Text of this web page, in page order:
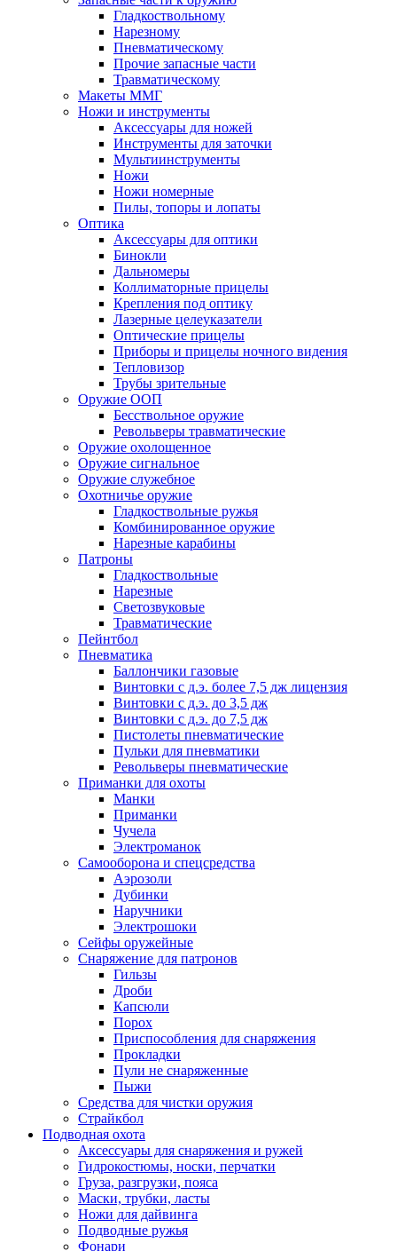
Гладкоствольному
Нарезному
Пневматическому
Прочие запасные части
Травматическому
Макеты ММГ
Ножи и инструменты
Аксессуары для ножей
Инструменты для заточки
Мультиинструменты
Ножи
Ножи номерные
Пилы, топоры и лопаты
Оптика
Аксессуары для оптики
Бинокли
Дальномеры
Коллиматорные прицелы
Крепления под оптику
Лазерные целеуказатели
Оптические прицелы
Приборы и прицелы ночного видения
Тепловизор
Трубы зрительные
Оружие ООП
Бесствольное оружие
Револьверы травматические
Оружие охолощенное
Оружие сигнальное
Оружие служебное
Охотничье оружие
Гладкоствольные ружья
Комбинированное оружие
Нарезные карабины
Патроны
Гладкоствольные
Нарезные
Светозвуковые
Травматические
Пейнтбол
Пневматика
Баллончики газовые
Винтовки с д.э. более 7,5 дж лицензия
Винтовки с д.э. до 3,5 дж
Винтовки с д.э. до 7,5 дж
Пистолеты пневматические
Пульки для пневматики
Револьверы пневматические
Приманки для охоты
Манки
Приманки
Чучела
Электроманок
Самооборона и спецсредства
Аэрозоли
Дубинки
Наручники
Электрошоки
Сейфы оружейные
Снаряжение для патронов
Гильзы
Дроби
Капсюли
Порох
Приспособления для снаряжения
Прокладки
Пули не снаряженные
Пыжи
Средства для чистки оружия
Страйкбол
Подводная охота
Аксессуары для снаряжения и ружей
Гидрокостюмы, носки, перчатки
Груза, разгрузки, пояса
Маски, трубки, ласты
Ножи для дайвинга
Подводные ружья
Фонари